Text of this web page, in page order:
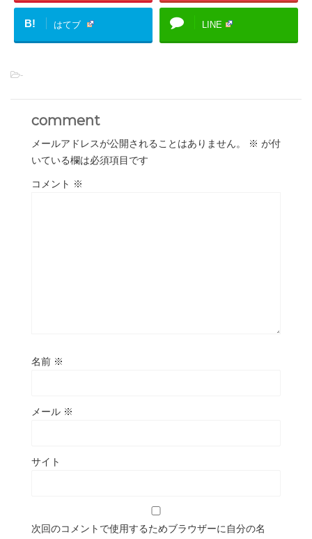
B! はてブ LINE
-
comment
メールアドレスが公開されることはありません。 ※ が付
いている欄は必須項目です
コメント ※
名前 ※
メール ※
サイト
次回のコメントで使用するためブラウザーに自分の名